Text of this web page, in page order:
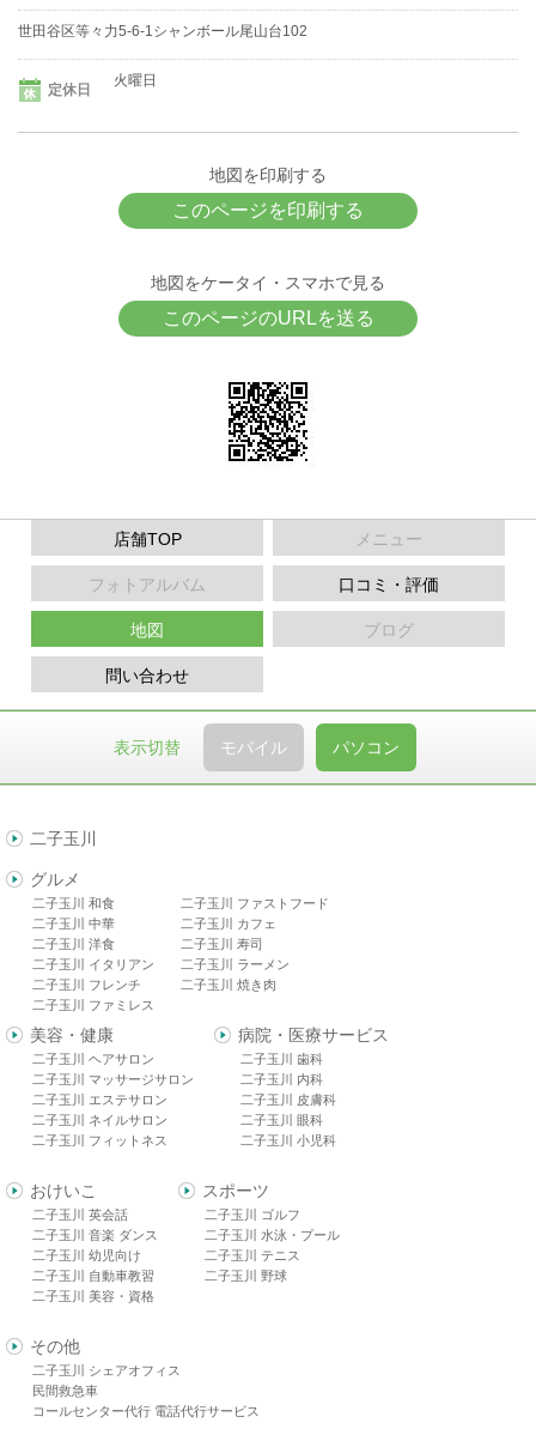
世田谷区等々力5-6-1シャンボール尾山台102
定休日
火曜日
地図を印刷する
このページを印刷する
地図をケータイ・スマホで見る
このページのURLを送る
店舗TOP メニュー
フォトアルバム 口コミ・評価
地図 ブログ
問い合わせ
表示切替 モバイル パソコン
二子玉川
グルメ
二子玉川 和食
二子玉川 中華
二子玉川 洋食
二子玉川 イタリアン
二子玉川 フレンチ
二子玉川 ファミレス
二子玉川 ファストフード
二子玉川 カフェ
二子玉川 寿司
二子玉川 ラーメン
二子玉川 焼き肉
美容・健康
二子玉川 ヘアサロン
二子玉川 マッサージサロン
二子玉川 エステサロン
二子玉川 ネイルサロン
二子玉川 フィットネス
病院・医療サービス
二子玉川 歯科
二子玉川 内科
二子玉川 皮膚科
二子玉川 眼科
二子玉川 小児科
おけいこ
二子玉川 英会話
二子玉川 音楽 ダンス
二子玉川 幼児向け
二子玉川 自動車教習
二子玉川 美容・資格
スポーツ
二子玉川 ゴルフ
二子玉川 水泳・プール
二子玉川 テニス
二子玉川 野球
その他
二子玉川 シェアオフィス
民間救急車
コールセンター代行 電話代行サービス